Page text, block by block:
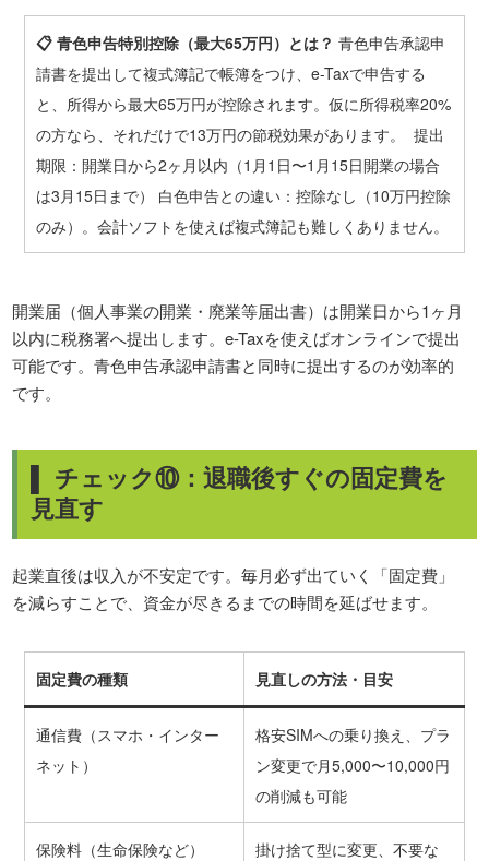
📋 青色申告特別控除（最大65万円）とは？ 青色申告承認申
請書を提出して複式簿記で帳簿をつけ、e-Taxで申告する
と、所得から最大65万円が控除されます。仮に所得税率20%
の方なら、それだけで13万円の節税効果があります。 提出
期限：開業日から2ヶ月以内（1月1日〜1月15日開業の場合
は3月15日まで） 白色申告との違い：控除なし（10万円控除
のみ）。会計ソフトを使えば複式簿記も難しくありません。
開業届（個人事業の開業・廃業等届出書）は開業日から1ヶ月
以内に税務署へ提出します。e-Taxを使えばオンラインで提出
可能です。青色申告承認申請書と同時に提出するのが効率的
です。
▌ チェック⑩：退職後すぐの固定費を
見直す
起業直後は収入が不安定です。毎月必ず出ていく「固定費」
を減らすことで、資金が尽きるまでの時間を延ばせます。
固定費の種類 見直しの方法・目安
通信費（スマホ・インター
ネット）
格安SIMへの乗り換え、プラ
ン変更で月5,000〜10,000円
の削減も可能
保険料（生命保険など）
掛け捨て型に変更、不要な